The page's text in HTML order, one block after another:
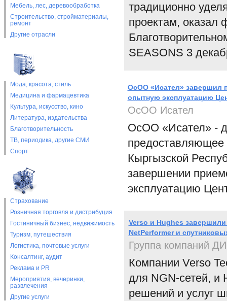
Мебель, лес, деревообработка
Строительство, стройматериалы,
ремонт
Другие отрасли
Мода, красота, стиль
Медицина и фармацевтика
Культура, искусство, кино
Литература, издательства
Благотворительность
ТВ, периодика, другие СМИ
Спорт
Страхование
Розничная торговля и дистрибуция
Гостиничный бизнес, недвижимость
Туризм, путешествия
Логистика, почтовые услуги
Консалтинг, аудит
Реклама и PR
Мероприятия, вечеринки,
развлечения
Другие услуги
традиционно
проектам, оказал
SEASONS 3
ОсОО «Исател» завершил
опытную эксплуатацию
ОсОО Исател
ОсОО «Исател» -
предоставляющее
Кыргызской
завершении
эксплуатацию
Verso и Hughes
NetPerformer и
Группа компаний
Компании Verso
для NGN-сетей, и
решений и услуг